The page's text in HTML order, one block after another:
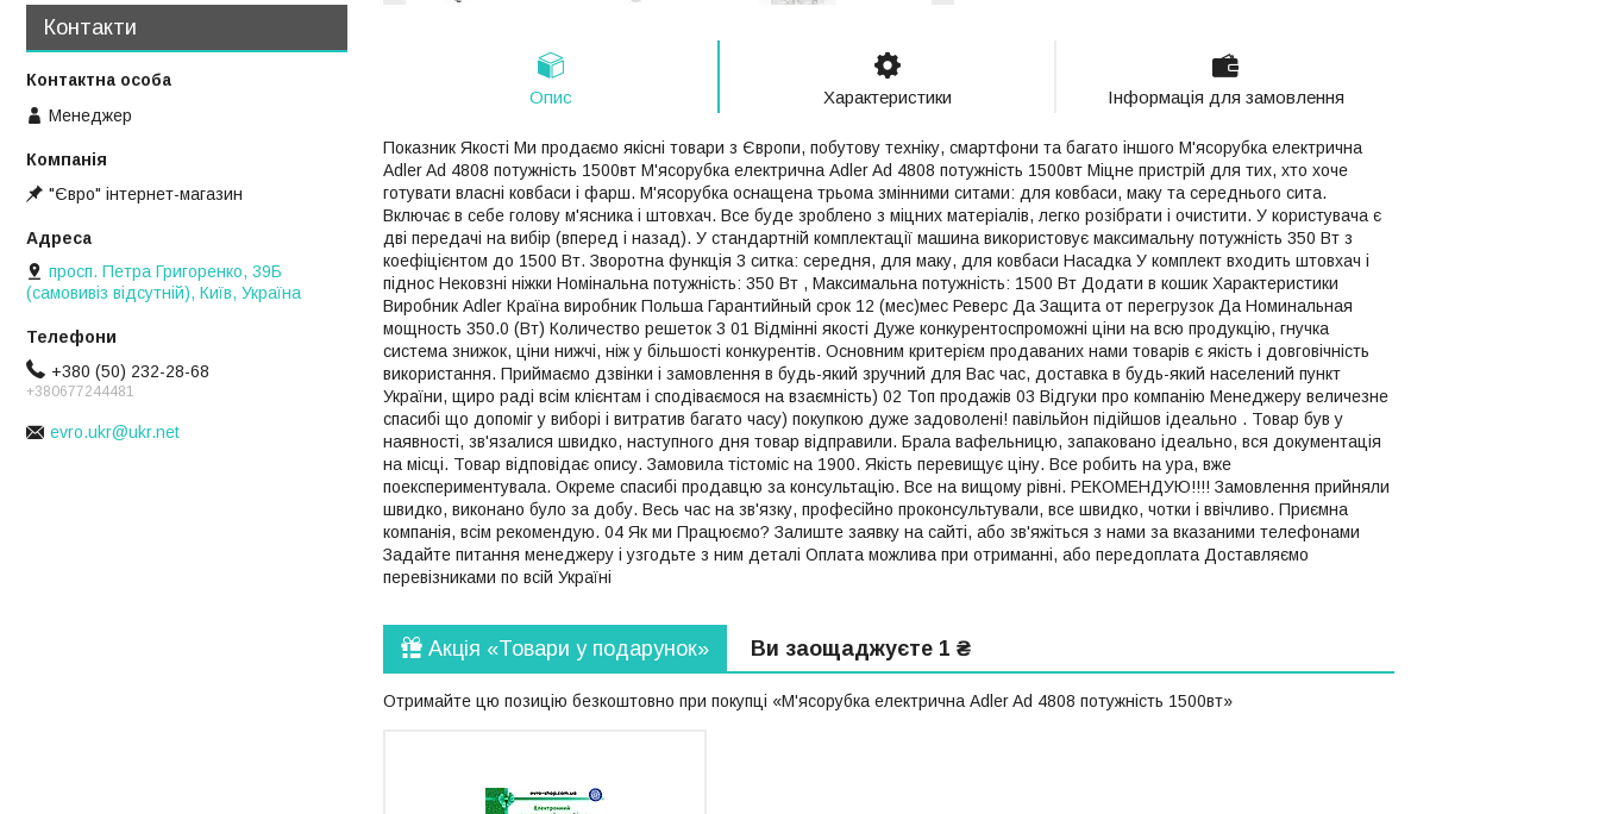
Опис Характеристики Інформація для замовлення
Показник Якості Ми продаємо якісні товари з Європи, побутову техніку, смартфони та багато іншого М'ясорубка електрична
Adler Ad 4808 потужність 1500вт М'ясорубка електрична Adler Ad 4808 потужність 1500вт Міцне пристрій для тих, хто хоче
готувати власні ковбаси і фарш. М'ясорубка оснащена трьома змінними ситами: для ковбаси, маку та середнього сита.
Включає в себе голову м'ясника і штовхач. Все буде зроблено з міцних матеріалів, легко розібрати і очистити. У користувача є
дві передачі на вибір (вперед і назад). У стандартній комплектації машина використовує максимальну потужність 350 Вт з
коефіцієнтом до 1500 Вт. Зворотна функція 3 ситка: середня, для маку, для ковбаси Насадка У комплект входить штовхач і
піднос Нековзні ніжки Номінальна потужність: 350 Вт , Максимальна потужність: 1500 Вт Додати в кошик Характеристики
Виробник Adler Країна виробник Польша Гарантийный срок 12 (мес)мес Реверс Да Защита от перегрузок Да Номинальная
мощность 350.0 (Вт) Количество решеток 3 01 Відмінні якості Дуже конкурентоспроможні ціни на всю продукцію, гнучка
система знижок, ціни нижчі, ніж у більшості конкурентів. Основним критерієм продаваних нами товарів є якість і довговічність
використання. Приймаємо дзвінки і замовлення в будь-який зручний для Вас час, доставка в будь-який населений пункт
України, щиро раді всім клієнтам і сподіваємося на взаємність) 02 Топ продажів 03 Відгуки про компанію Менеджеру величезне
спасибі що допоміг у виборі і витратив багато часу) покупкою дуже задоволені! павільйон підійшов ідеально . Товар був у
наявності, зв'язалися швидко, наступного дня товар відправили. Брала вафельницю, запаковано ідеально, вся документація
на місці. Товар відповідає опису. Замовила тістоміс на 1900. Якість перевищує ціну. Все робить на ура, вже
поекспериментувала. Окреме спасибі продавцю за консультацію. Все на вищому рівні. РЕКОМЕНДУЮ!!!! Замовлення прийняли
швидко, виконано було за добу. Весь час на зв'язку, професійно проконсультували, все швидко, чотки і ввічливо. Приємна
компанія, всім рекомендую. 04 Як ми Працюємо? Залиште заявку на сайті, або зв'яжіться з нами за вказаними телефонами
Задайте питання менеджеру і узгодьте з ним деталі Оплата можлива при отриманні, або передоплата Доставляємо
перевізниками по всій Україні
Акція «Товари у подарунок» Ви заощаджуєте 1 ₴
Отримайте цю позицію безкоштовно при покупці «М'ясорубка електрична Adler Ad 4808 потужність 1500вт»
Контакти
Менеджер
"Євро" інтернет-магазин
просп. Петра Григоренко, 39Б
(самовивіз відсутній), Київ, Україна
+380 (50) 232-28-68
+380677244481
evro.ukr@ukr.net